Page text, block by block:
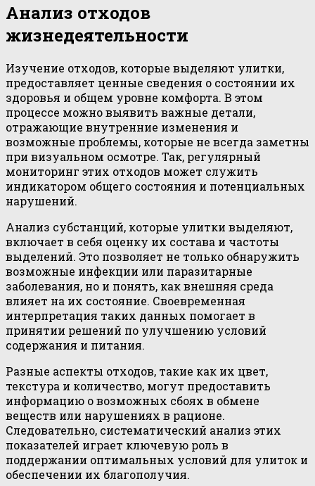
Анализ отходов
жизнедеятельности
Изучение отходов, которые выделяют улитки,
предоставляет ценные сведения о состоянии их
здоровья и общем уровне комфорта. В этом
процессе можно выявить важные детали,
отражающие внутренние изменения и
возможные проблемы, которые не всегда заметны
при визуальном осмотре. Так, регулярный
мониторинг этих отходов может служить
индикатором общего состояния и потенциальных
нарушений.
Анализ субстанций, которые улитки выделяют,
включает в себя оценку их состава и частоты
выделений. Это позволяет не только обнаружить
возможные инфекции или паразитарные
заболевания, но и понять, как внешняя среда
влияет на их состояние. Своевременная
интерпретация таких данных помогает в
принятии решений по улучшению условий
содержания и питания.
Разные аспекты отходов, такие как их цвет,
текстура и количество, могут предоставить
информацию о возможных сбоях в обмене
веществ или нарушениях в рационе.
Следовательно, систематический анализ этих
показателей играет ключевую роль в
поддержании оптимальных условий для улиток и
обеспечении их благополучия.